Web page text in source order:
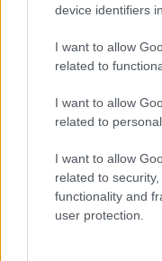
device identifiers
I want to allow
related to
I want to allow
related to
I want to allow
related to
functionality and
user protection.
αλλαγές στην
η οποία έχει
δεν
ασθενών στα
αποσυμφορηθούν
Χαρακτηριστικό
και σήμερα μετά